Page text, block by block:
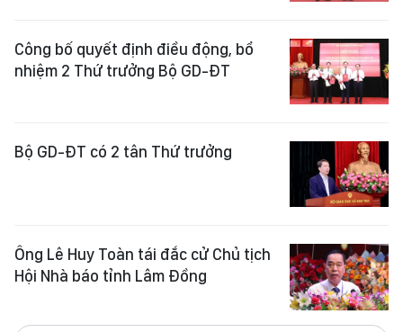
Công bố quyết định điều động, bổ
nhiệm 2 Thứ trưởng Bộ GD-ĐT
Bộ GD-ĐT có 2 tân Thứ trưởng
Ông Lê Huy Toàn tái đắc cử Chủ tịch
Hội Nhà báo tỉnh Lâm Đồng